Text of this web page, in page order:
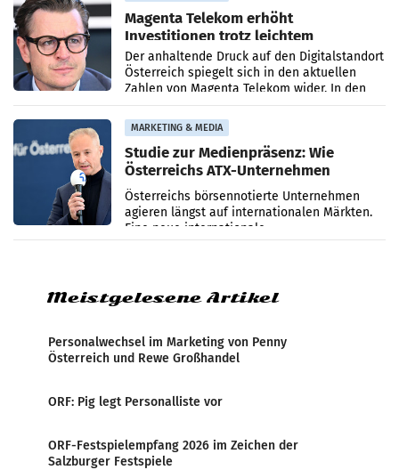
Magenta Telekom erhöht
Investitionen trotz leichtem
Umsatzrückgang
Der anhaltende Druck auf den Digitalstandort
Österreich spiegelt sich in den aktuellen
Zahlen von Magenta Telekom wider. In den
ersten sechs Monaten des laufenden Jahres
verzeichnete
MARKETING & MEDIA
Studie zur Medienpräsenz: Wie
Österreichs ATX-Unternehmen
international wahrgenommen
werden
Österreichs börsennotierte Unternehmen
agieren längst auf internationalen Märkten.
Eine neue internationale
Medienresonanzanalyse untersucht die
Meistgelesene Artikel
Personalwechsel im Marketing von Penny
Österreich und Rewe Großhandel
ORF: Pig legt Personalliste vor
ORF-Festspielempfang 2026 im Zeichen der
Salzburger Festspiele